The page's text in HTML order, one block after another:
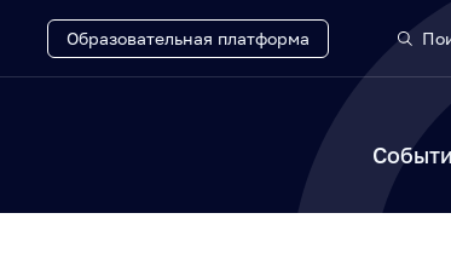
Образовательная платформа